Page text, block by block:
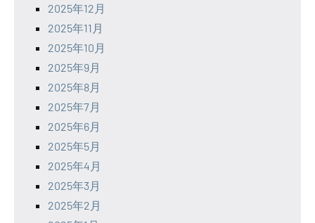
2025年12月
2025年11月
2025年10月
2025年9月
2025年8月
2025年7月
2025年6月
2025年5月
2025年4月
2025年3月
2025年2月